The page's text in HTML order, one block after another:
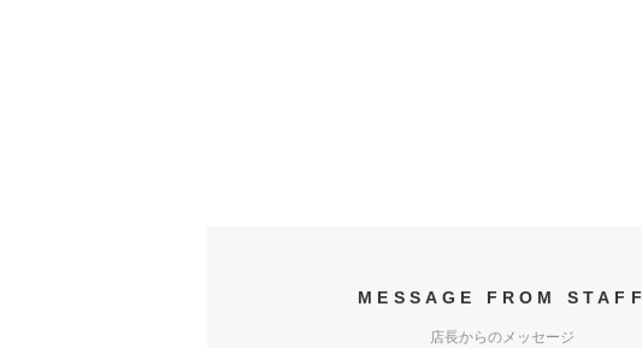
MESSAGE FROM STAFF
店長からのメッセージ